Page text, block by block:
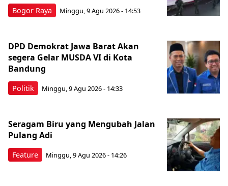
Bogor Raya Minggu, 9 Agu 2026 - 14:53
Politik
DPD Demokrat Jawa Barat Akan
segera Gelar MUSDA VI di Kota
Bandung
Minggu, 9 Agu 2026 - 14:33
Feature
Seragam Biru yang Mengubah Jalan
Pulang Adi
Minggu, 9 Agu 2026 - 14:26